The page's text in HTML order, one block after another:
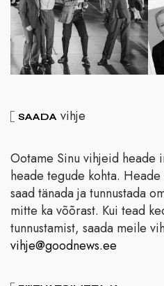
SAADA vihje
Ootame Sinu vihjeid heade
heade tegude kohta.
saad tänada ja tunnustada
mitte ka võõrast. Kui tead
tunnustamist, saada meile
vihje@goodnews.ee